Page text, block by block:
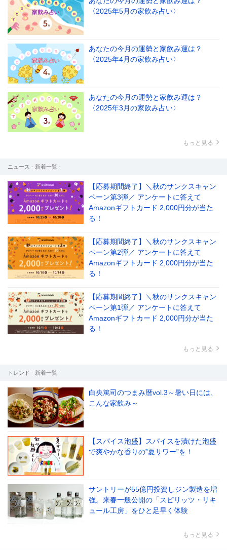
〈2025年5月の家飲み占い〉
あなたの今月の運勢と家飲み運は？
〈2025年4月の家飲み占い〉
あなたの今月の運勢と家飲み運は？
〈2025年3月の家飲み占い〉
もっと見る
ニュース - 新着一覧 -
【応募期間終了】＼秋のサンクスキャン
ペーン第3弾／ アンケートに答えて
Amazonギフトカード 2,000円分が当た
る！
【応募期間終了】＼秋のサンクスキャン
ペーン第2弾／ アンケートに答えて
Amazonギフトカード 2,000円分が当た
る！
【応募期間終了】＼秋のサンクスキャン
ペーン第1弾／ アンケートに答えて
Amazonギフトカード 2,000円分が当た
る！
もっと見る
トレンド - 新着一覧 -
白央篤司のつまみ暦vol.3～暑い日には、
こんな家飲み～
【スパイス泡盛】スパイスを漬けた泡盛
で爽やかな香りの‟夏サワー”を！
サントリーが55億円投資しジン製造を増
強。来春一般公開の「スピリッツ・リキ
ュール工房」をひと足早く体験
もっと見る